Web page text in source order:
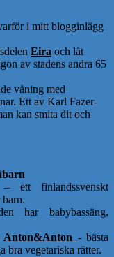
i mitt blogginlägg
Eira och låt
av stadens andra 65
våning med
Ett av Karl Fazer-
kan smita dit och
– ett finlandssvenskt
har babybassäng,
Anton&Anton - bästa
bra vegetariska rätter.